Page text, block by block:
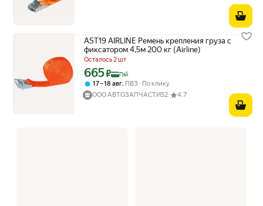
AST19 AIRLINE Ремень крепления груза с
фиксатором 4,5м 200 кг (Airline)
Осталось 2 шт
Цена с картой Яндекс Пэй 665 ₽ вместо
665₽ Пэй
17 – 18 авг, ПВЗ
По клику
ООО АВТОЗАПЧАСТИ52
4.7